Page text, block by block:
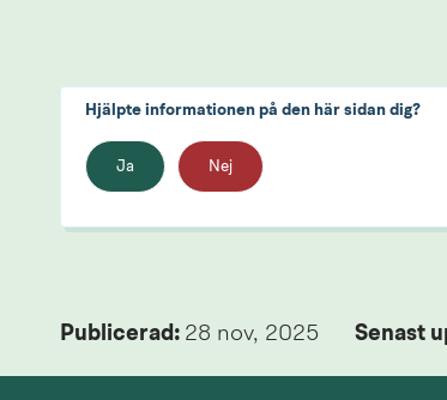
Hjälpte informationen på den här sidan dig?
Ja Nej
Publicerad: 28 nov, 2025 Senast